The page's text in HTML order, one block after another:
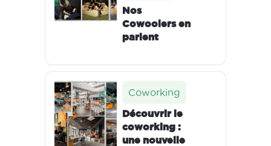
Nos
Cowoolers en
parlent
Coworking
Découvrir le
coworking :
une nouvelle